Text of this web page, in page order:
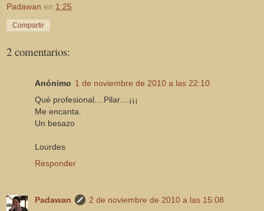
Padawan en 1:25
Compartir
2 comentarios:
Anónimo 1 de noviembre de 2010 a las 22:10
Qué profesional....Pilar....¡¡¡
Me encanta.
Un besazo
Lourdes
Responder
Padawan
2 de noviembre de 2010 a las 15:08